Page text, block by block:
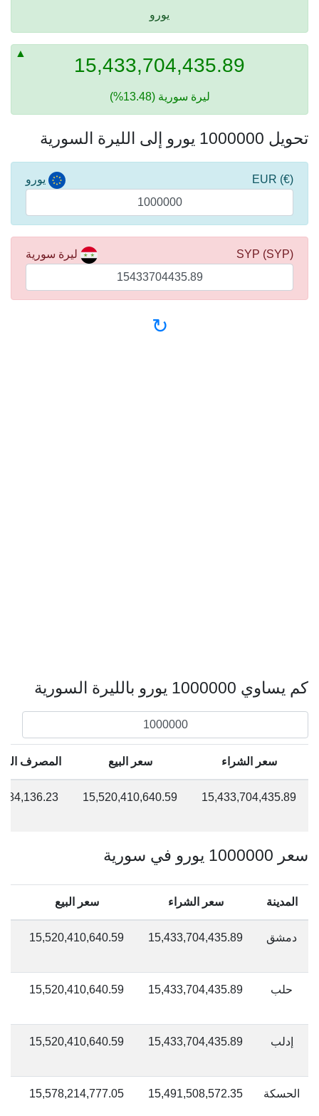
يورو
15,433,704,435.89
ليرة سورية (13.48%)
تحويل 1000000 يورو إلى الليرة السورية
يورو (€) EUR
ليرة سورية (SYP) SYP
↻
كم يساوي 1000000 يورو بالليرة السورية
سعر الشراء سعر البيع المصرف
15,433,704,435.89
15,520,410,640.59
سعر 1000000 يورو في سورية
المدينة سعر الشراء سعر البيع
دمشق 15,433,704,435.89
15,520,410,640.59
حلب 15,433,704,435.89
15,520,410,640.59
إدلب 15,433,704,435.89
15,520,410,640.59
الحسكة 15,491,508,572.35
15,578,214,777.05